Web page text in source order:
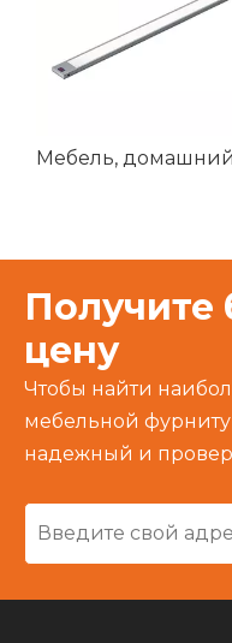
Получите
цену
Чтобы найти
мебельной
надежный и